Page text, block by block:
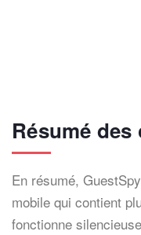
Résumé
En résumé,
mobile qui contient
fonctionne